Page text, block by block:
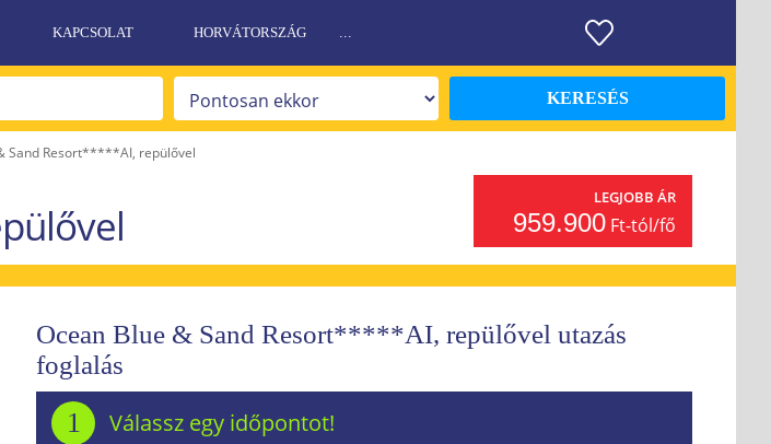
KAPCSOLAT HORVÁTORSZÁG ...
KERESÉS
Sand Resort*****AI, repülővel
LEGJOBB ÁR
Ft-tól/fő
959.900
Ocean Blue & Sand Resort*****AI, repülővel utazás
foglalás
1 Válassz egy időpontot!